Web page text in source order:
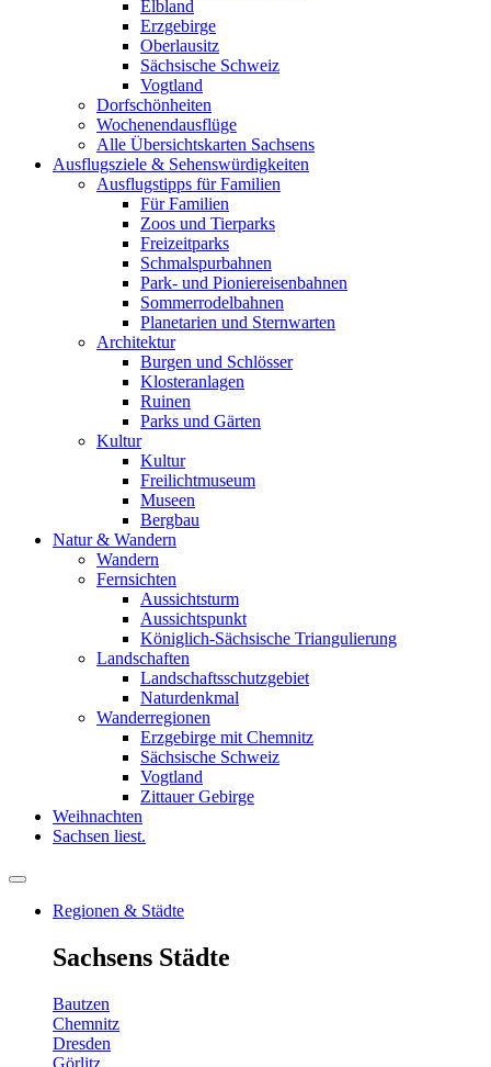
Elbland
Erzgebirge
Oberlausitz
Sächsische Schweiz
Vogtland
Dorfschönheiten
Wochenendausflüge
Alle Übersichtskarten Sachsens
Ausflugsziele & Sehenswürdigkeiten
Ausflugstipps für Familien
Für Familien
Zoos und Tierparks
Freizeitparks
Schmalspurbahnen
Park- und Pioniereisenbahnen
Sommerrodelbahnen
Planetarien und Sternwarten
Architektur
Burgen und Schlösser
Klosteranlagen
Ruinen
Parks und Gärten
Kultur
Kultur
Freilichtmuseum
Museen
Bergbau
Natur & Wandern
Wandern
Fernsichten
Aussichtsturm
Aussichtspunkt
Königlich-Sächsische Triangulierung
Landschaften
Landschaftsschutzgebiet
Naturdenkmal
Wanderregionen
Erzgebirge mit Chemnitz
Sächsische Schweiz
Vogtland
Zittauer Gebirge
Weihnachten
Sachsen liest.
Regionen & Städte
Sachsens Städte
Bautzen
Chemnitz
Dresden
Görlitz